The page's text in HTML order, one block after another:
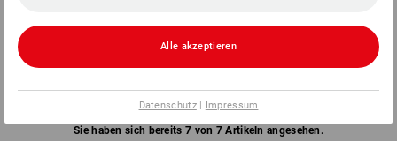
Variante
ab
Grundpreis
(m. MwSt.) ab 32 Rollen
Sie haben sich bereits 7 von 7 Artikeln angesehen.
Alle akzeptieren
Datenschutz| Impressum